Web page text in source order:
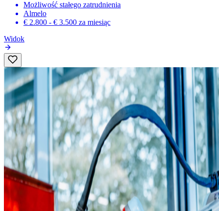
Możliwość stałego zatrudnienia
Almelo
€ 2.800 - € 3.500 za miesiąc
Widok